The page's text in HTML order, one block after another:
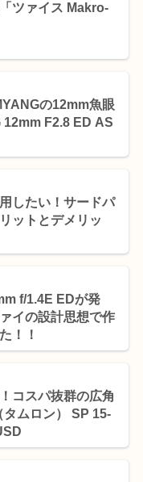
ツァイス Makro-
の12mm魚眼
12mm F2.8 ED AS
したい！サードパ
ットとデメリッ
f/1.4E EDが発
イの設計思想で作
！！
コスパ抜群の広角
ムロン） SP 15-